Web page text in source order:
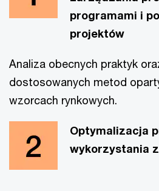
programami i
projektów
Analiza obecnych praktyk
dostosowanych metod
wzorcach rynkowych.
Optymalizacja
wykorzystania